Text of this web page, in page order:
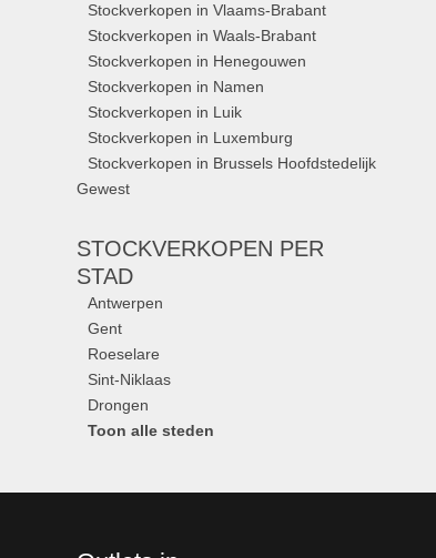
Stockverkopen in Vlaams-Brabant
Stockverkopen in Waals-Brabant
Stockverkopen in Henegouwen
Stockverkopen in Namen
Stockverkopen in Luik
Stockverkopen in Luxemburg
Stockverkopen in Brussels Hoofdstedelijk
Gewest
STOCKVERKOPEN PER
STAD
Antwerpen
Gent
Roeselare
Sint-Niklaas
Drongen
Toon alle steden